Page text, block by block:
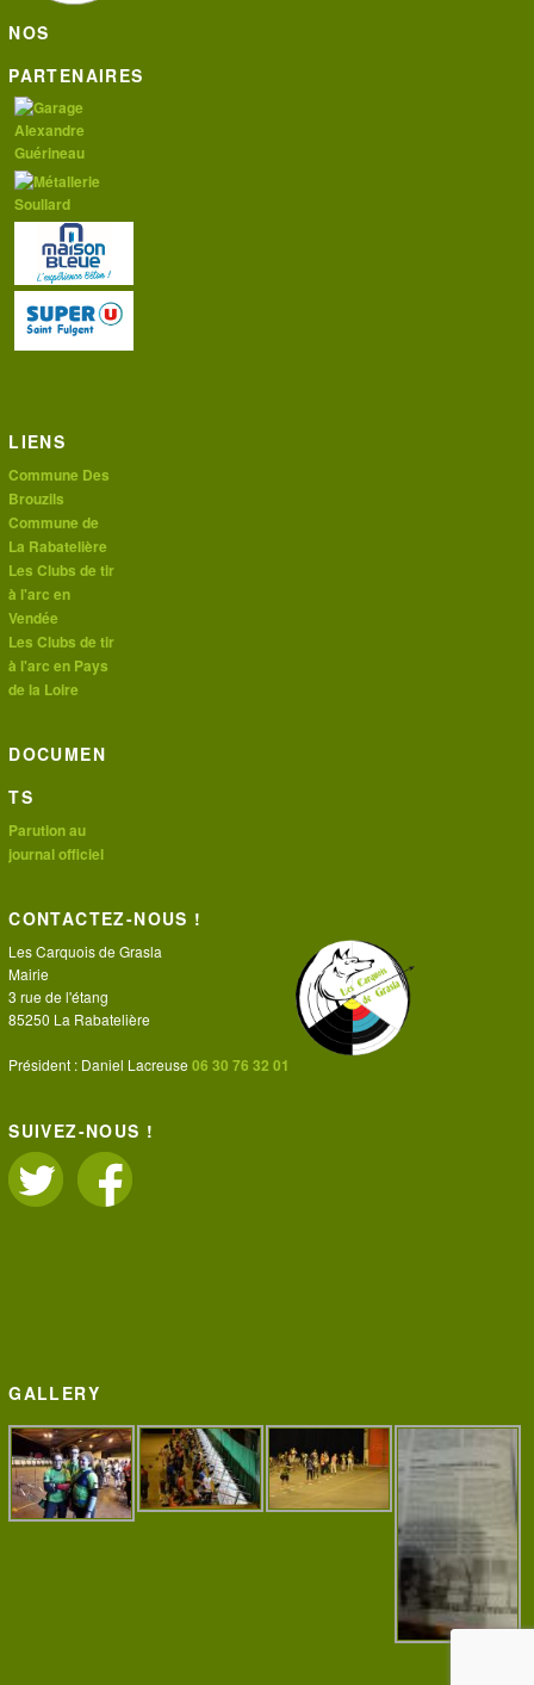
NOS
PARTENAIRES
LIENS
Commune Des
Brouzils
Commune de
La Rabatelière
Les Clubs de tir
à l'arc en
Vendée
Les Clubs de tir
à l'arc en Pays
de la Loire
DOCUMEN
TS
Parution au
journal officiel
CONTACTEZ-NOUS !
Les Carquois de Grasla
Mairie
3 rue de l'étang
85250 La Rabatelière
Président : Daniel Lacreuse06 30 76 32 01
SUIVEZ-NOUS !
GALLERY